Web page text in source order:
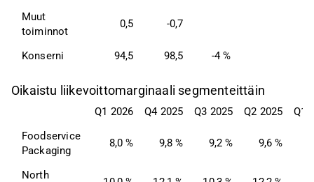
Muut
toiminnot
0,5 -0,7
Konserni 94,5 98,5 -4 %
Oikaistu liikevoittomarginaali segmenteittäin
Q1 2026 Q4 2025 Q3 2025 Q2 2025
Q1
Foodservice
Packaging
8,0 % 9,8 % 9,2 % 9,6 %
North